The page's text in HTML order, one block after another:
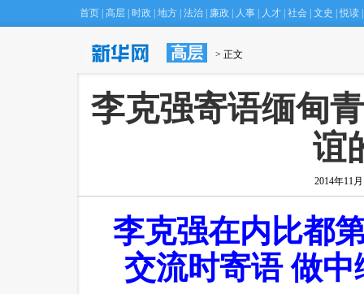
首页 高层 时政 地方 法治 廉政 人事 人才 社会 文史 悦读
高层 > 正文
·北京庙会“空降”台北 市民吃玩乐翻天
李克强寄语缅甸
谊
2014年11
李克强在内比都
交流时寄语 做